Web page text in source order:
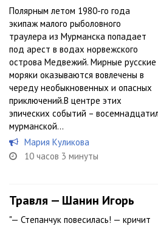
Полярным летом 1980-го года
экипаж малого рыболовного
траулера из Мурманска попадает
под арест в водах норвежского
острова Медвежий. Мирные русские
моряки оказываются вовлечены в
череду необыкновенных и опасных
приключений.В центре этих
эпических событий –
мурманской...
Мария Куликова
10 часов 3 минуты
Травля — Шанин Игорь
"— Степанчук повесилась! — кричит